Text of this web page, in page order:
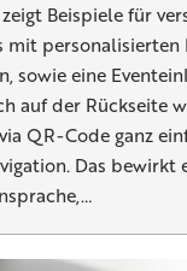
Beispiele für
mit personalisierten
sowie eine
auf der Rückseite
QR-Code ganz
Das bewirkt